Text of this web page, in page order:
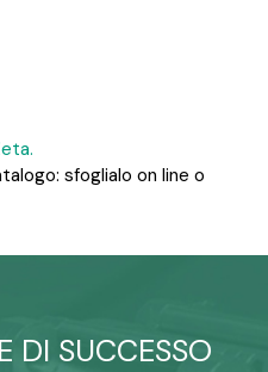
sfoglialo on line o
DI SUCCESSO